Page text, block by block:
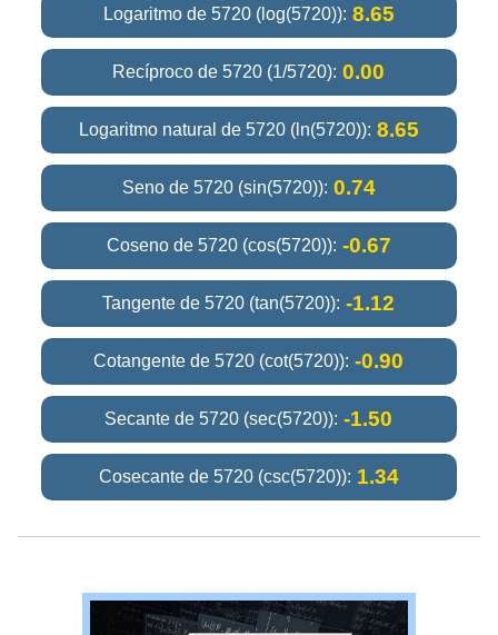
Logaritmo de 5720 (log(5720)): 8.65
Recíproco de 5720 (1/5720): 0.00
Logaritmo natural de 5720 (ln(5720)): 8.65
Seno de 5720 (sin(5720)): 0.74
Coseno de 5720 (cos(5720)): -0.67
Tangente de 5720 (tan(5720)): -1.12
Cotangente de 5720 (cot(5720)): -0.90
Secante de 5720 (sec(5720)): -1.50
Cosecante de 5720 (csc(5720)): 1.34